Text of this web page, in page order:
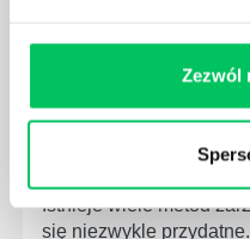
Zezwól
JAKĄ METODĘ
KAŻDY MENEDŻER?
Istnieje wiele metod
się niezwykle